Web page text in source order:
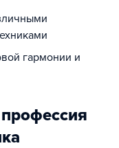
гармонии и